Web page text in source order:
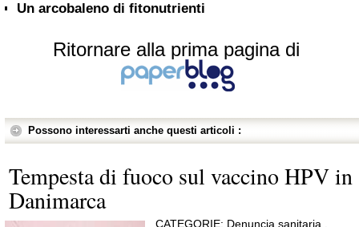
Un arcobaleno di fitonutrienti
Ritornare alla prima pagina di
Possono interessarti anche questi articoli :
Tempesta di fuoco sul vaccino HPV in
Danimarca
CATEGORIE: Denuncia sanitaria ,